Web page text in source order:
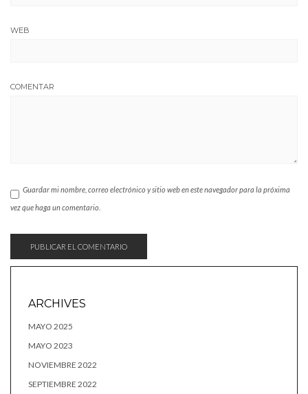
WEB
COMENTAR
Guardar mi nombre, correo electrónico y sitio web en este navegador para la próxima
vez que haga un comentario.
ARCHIVES
MAYO 2025
MAYO 2023
NOVIEMBRE 2022
SEPTIEMBRE 2022